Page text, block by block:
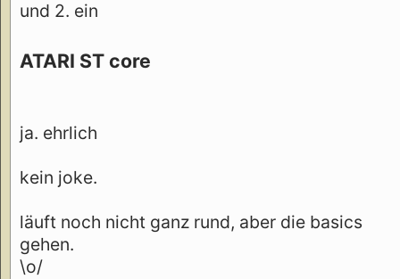
und 2. ein
ATARI ST core
ja. ehrlich
kein joke.
läuft noch nicht ganz rund, aber die basics
gehen.
\o/